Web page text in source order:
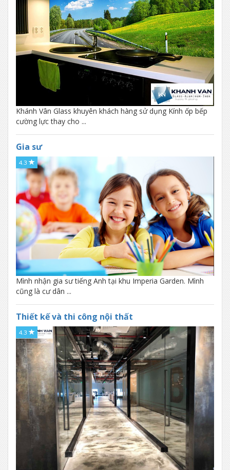
Khánh Vân Glass khuyên khách hàng sử dụng Kính ốp bếp
cường lực thay cho ...
Gia sư
4.3
Mình nhận gia sư tiếng Anh tại khu Imperia Garden. Mình
cũng là cư dân ...
Thiết kế và thi công nội thất
4.3